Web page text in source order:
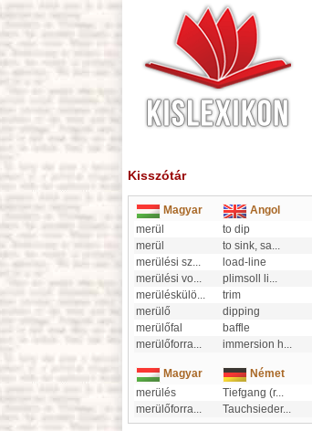
Kisszótár
Magyar
Angol
merül
to dip
merül
to sink, sa...
merülési sz...
load-line
merülési vo... plimsoll li...
merüléskülö...
trim
merülő
dipping
merülőfal
baffle
merülőforra... immersion h...
Magyar
Német
merülés
Tiefgang (r...
merülőforra... Tauchsieder...